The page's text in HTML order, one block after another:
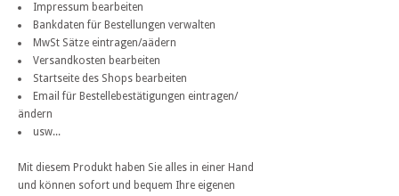
Impressum bearbeiten
Bankdaten für Bestellungen verwalten
MwSt Sätze eintragen/aädern
Versandkosten bearbeiten
Startseite des Shops bearbeiten
Email für Bestellebestätigungen eintragen/
ändern
usw...
Mit diesem Produkt haben Sie alles in einer Hand
und können sofort und bequem Ihre eigenen